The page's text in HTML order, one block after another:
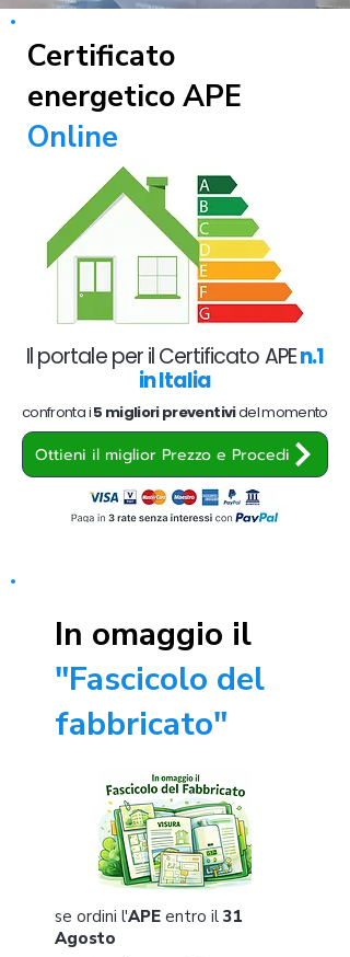
Certificato
energetico APE
Online
Il portale per il Certificato APEn.1
in Italia
confronta i5 migliori preventividel momento
Ottieni il miglior Prezzo e Procedi
In omaggio il
"Fascicolo del
fabbricato"
se ordini l'APE entro il 31
Agosto